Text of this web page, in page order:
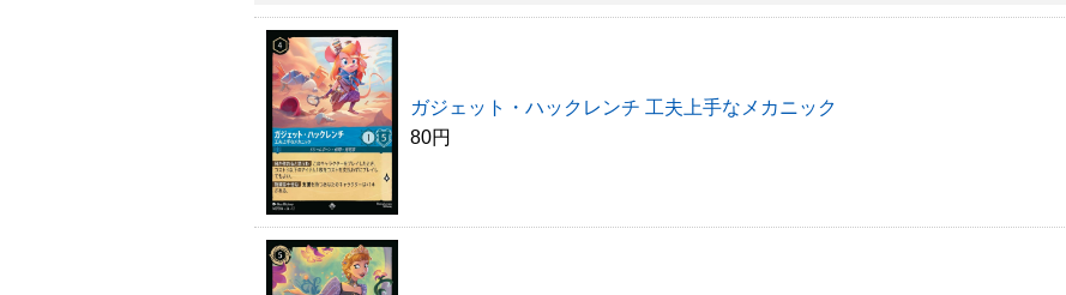
ガジェット・ハックレンチ 工夫上手なメカニック
80円